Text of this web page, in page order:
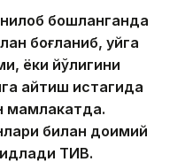
бошланганда
боғланиб, уйга
ёки йўқлигини
қайтиш истагида
мамлакатда.
билан доимий
ТИВ.